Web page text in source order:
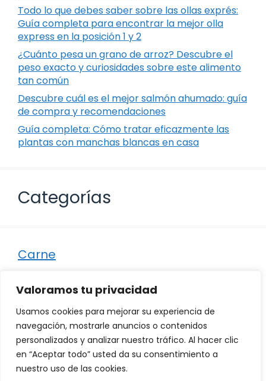
Valoramos tu privacidad
Usamos cookies para mejorar su experiencia de
navegación, mostrarle anuncios o contenidos
personalizados y analizar nuestro tráfico. Al hacer clic
en “Aceptar todo” usted da su consentimiento a
nuestro uso de las cookies.
Todo lo que debes saber sobre las ollas exprés:
Guía completa para encontrar la mejor olla
express en la posición 1 y 2
¿Cuánto pesa un grano de arroz? Descubre el
peso exacto y curiosidades sobre este alimento
tan común
Descubre cuál es el mejor salmón ahumado: guía
de compra y recomendaciones
Guía completa: Cómo tratar eficazmente las
plantas con manchas blancas en casa
Categorías
Carne
Otro
Pescado
Recetas